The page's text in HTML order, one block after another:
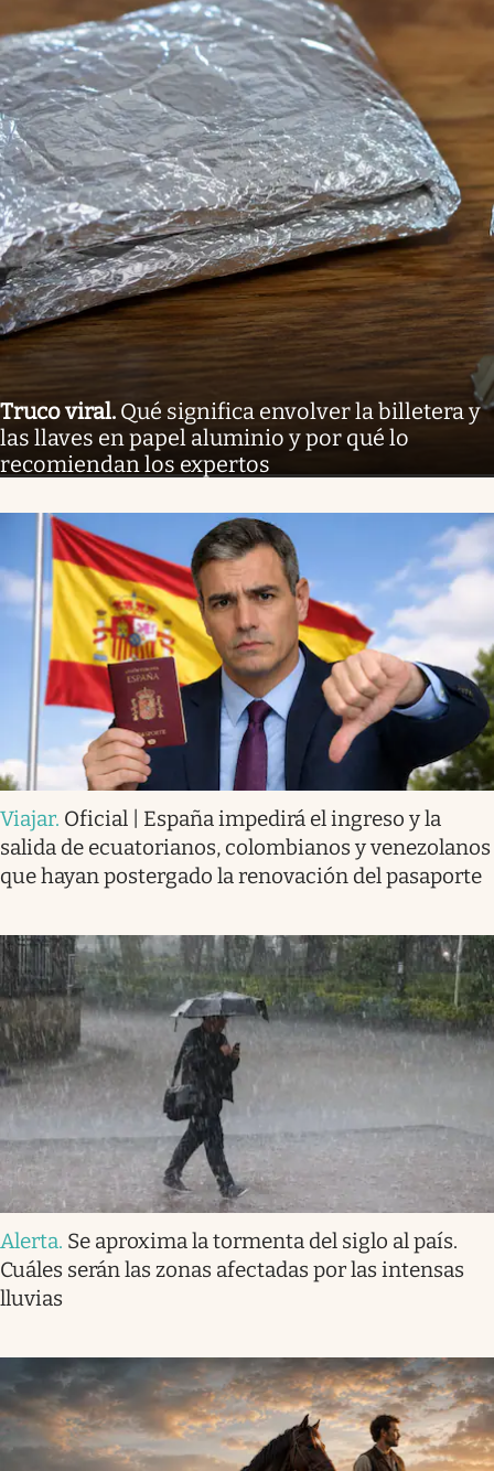
Truco viral. Qué significa envolver la billetera y
las llaves en papel aluminio y por qué lo
recomiendan los expertos
Viajar. Oficial | España impedirá el ingreso y la
salida de ecuatorianos, colombianos y venezolanos
que hayan postergado la renovación del pasaporte
Alerta. Se aproxima la tormenta del siglo al país.
Cuáles serán las zonas afectadas por las intensas
lluvias